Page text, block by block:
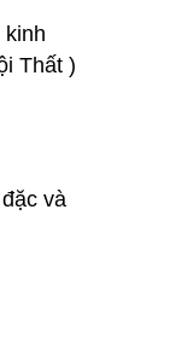
kinh
Thất )
và